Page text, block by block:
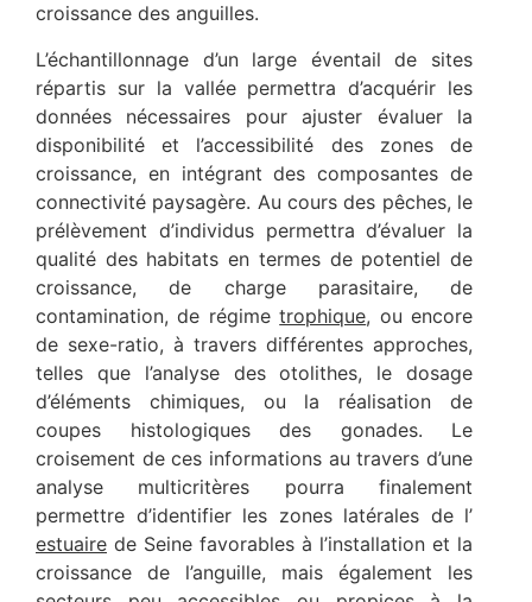
croissance des anguilles.
L’échantillonnage d’un large éventail de sites
répartis sur la vallée permettra d’acquérir les
données nécessaires pour ajuster évaluer la
disponibilité et l’accessibilité des zones de
croissance, en intégrant des composantes de
connectivité paysagère. Au cours des pêches, le
prélèvement d’individus permettra d’évaluer la
qualité des habitats en termes de potentiel de
croissance, de charge parasitaire, de
contamination, de régimetrophique, ou encore
de sexe-ratio, à travers différentes approches,
telles que l’analyse des otolithes, le dosage
d’éléments chimiques, ou la réalisation de
coupes histologiques des gonades. Le
croisement de ces informations au travers d’une
analyse multicritères pourra finalement
permettre d’identifier les zones latérales de l’
estuaire de Seine favorables à l’installation et la
croissance de l’anguille, mais également les